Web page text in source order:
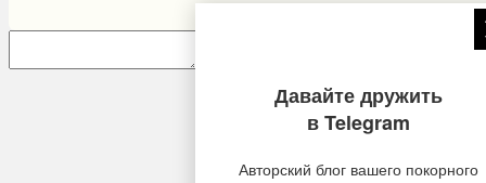
Давайте дружить
в Telegram
Авторский блог вашего покорного